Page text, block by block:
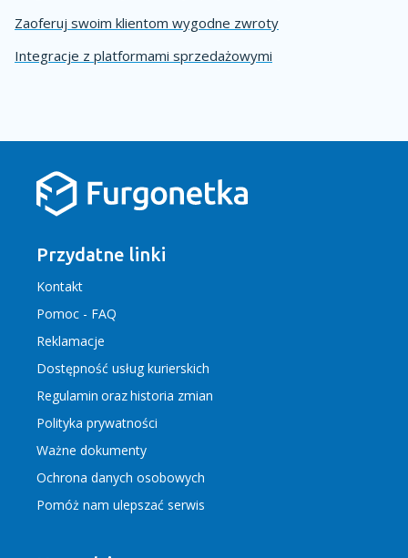
Zaoferuj swoim klientom wygodne zwroty
Integracje z platformami sprzedażowymi
Przydatne linki
Kontakt
Pomoc - FAQ
Reklamacje
Dostępność usług kurierskich
Regulamin orazhistoria zmian
Polityka prywatności
Ważne dokumenty
Ochrona danych osobowych
Pomóż nam ulepszać serwis